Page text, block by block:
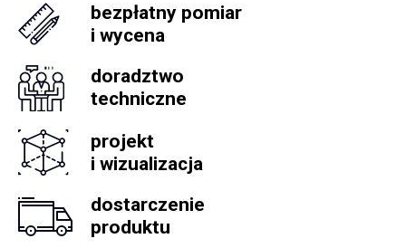
bezpłatny pomiar
i wycena
doradztwo
techniczne
projekt
i wizualizacja
dostarczenie
produktu